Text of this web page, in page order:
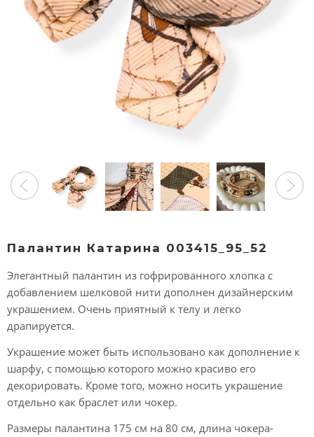
Палантин Катарина 003415_95_52
Элегантный палантин из гофрированного хлопка с
добавлением шелковой нити дополнен дизайнерским
украшением. Очень приятный к телу и легко
драпируется.
Украшение может быть использовано как дополнение к
шарфу, с помощью которого можно красиво его
декорировать. Кроме того, можно носить украшение
отдельно как браслет или чокер.
Размеры палантина 175 см на 80 см, длина чокера-